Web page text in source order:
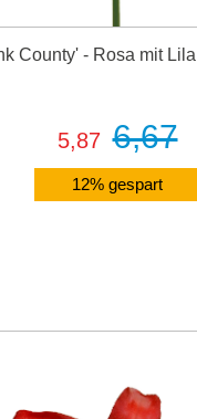
County' - Rosa mit
5,87 6,67
12% gespart